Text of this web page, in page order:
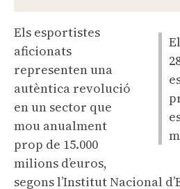
Els esportistes
aficionats
representen una
autèntica revolució
en un sector que
mou anualment
prop de 15.000
milions d’euros,
segons l’Institut Nacional